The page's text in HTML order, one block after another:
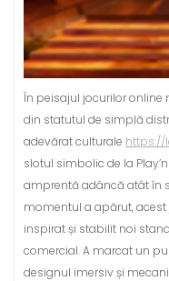
În peisajul jocurilor online
din statutul de simplă
adevărat culturale https://
slotul simbolic de la
amprentă adâncă atât în
momentul a apărut,
inspirat și stabilit noi
comercial. A marcat un
designul imersiv și